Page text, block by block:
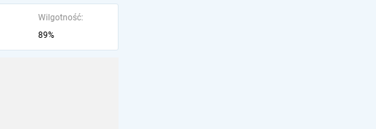
Wilgotność:
89%